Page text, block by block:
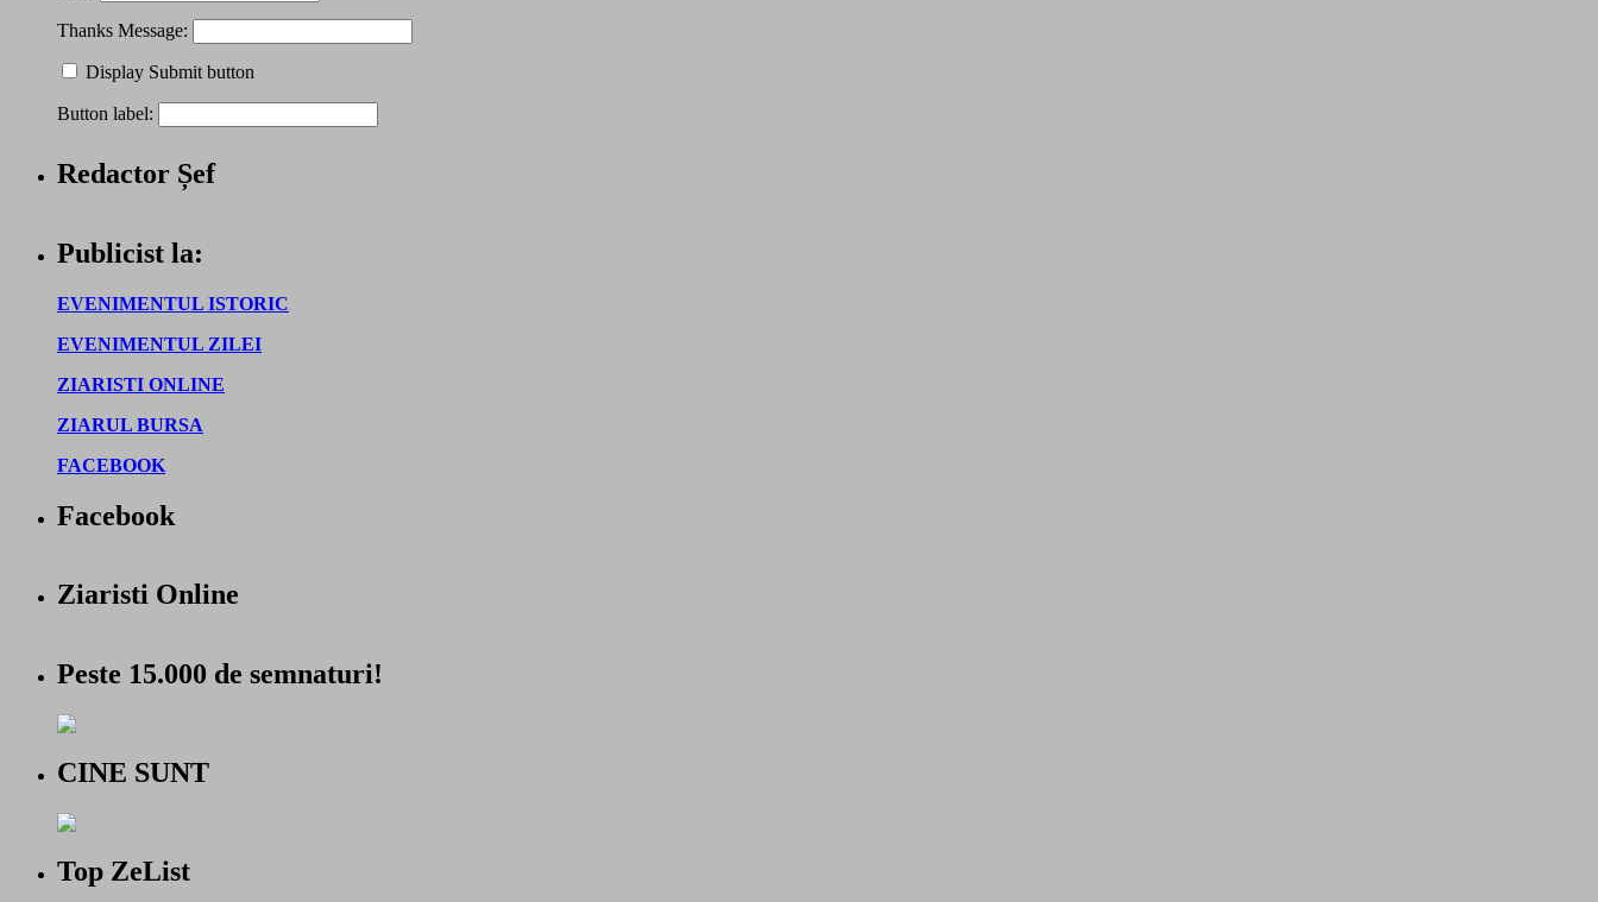
Thanks Message:
Display Submit button
Button label:
Redactor Șef
Publicist la:
EVENIMENTUL ISTORIC
EVENIMENTUL ZILEI
ZIARISTI ONLINE
ZIARUL BURSA
FACEBOOK
Facebook
Ziaristi Online
Peste 15.000 de semnaturi!
CINE SUNT
Top ZeList